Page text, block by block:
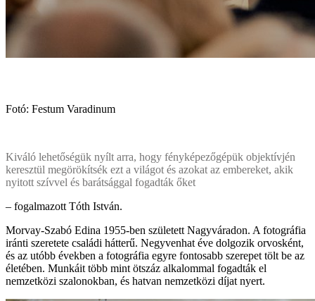
Fotó: Festum Varadinum
Kiváló lehetőségük nyílt arra, hogy fényképezőgépük objektívjén
keresztül megörökítsék ezt a világot és azokat az embereket, akik
nyitott szívvel és barátsággal fogadták őket
– fogalmazott Tóth István.
Morvay-Szabó Edina 1955-ben született Nagyváradon. A fotográfia
iránti szeretete családi hátterű. Negyvenhat éve dolgozik orvosként,
és az utóbb években a fotográfia egyre fontosabb szerepet tölt be az
életében. Munkáit több mint ötszáz alkalommal fogadták el
nemzetközi szalonokban, és hatvan nemzetközi díjat nyert.